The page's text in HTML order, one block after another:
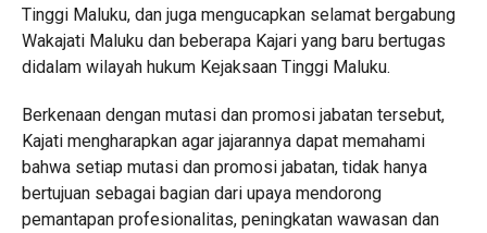
Tinggi Maluku, dan juga mengucapkan selamat bergabung
Wakajati Maluku dan beberapa Kajari yang baru bertugas
didalam wilayah hukum Kejaksaan Tinggi Maluku.
Berkenaan dengan mutasi dan promosi jabatan tersebut,
Kajati mengharapkan agar jajarannya dapat memahami
bahwa setiap mutasi dan promosi jabatan, tidak hanya
bertujuan sebagai bagian dari upaya mendorong
pemantapan profesionalitas, peningkatan wawasan dan